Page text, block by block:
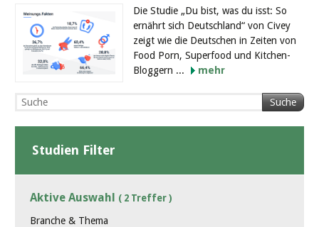
Die Studie „Du bist, was du isst: So
ernährt sich Deutschland“ von Civey
zeigt wie die Deutschen in Zeiten von
Food Porn, Superfood und Kitchen-
Bloggern ...
mehr
Suche
Studien Filter
Aktive Auswahl ( 2 Treffer )
Branche & Thema